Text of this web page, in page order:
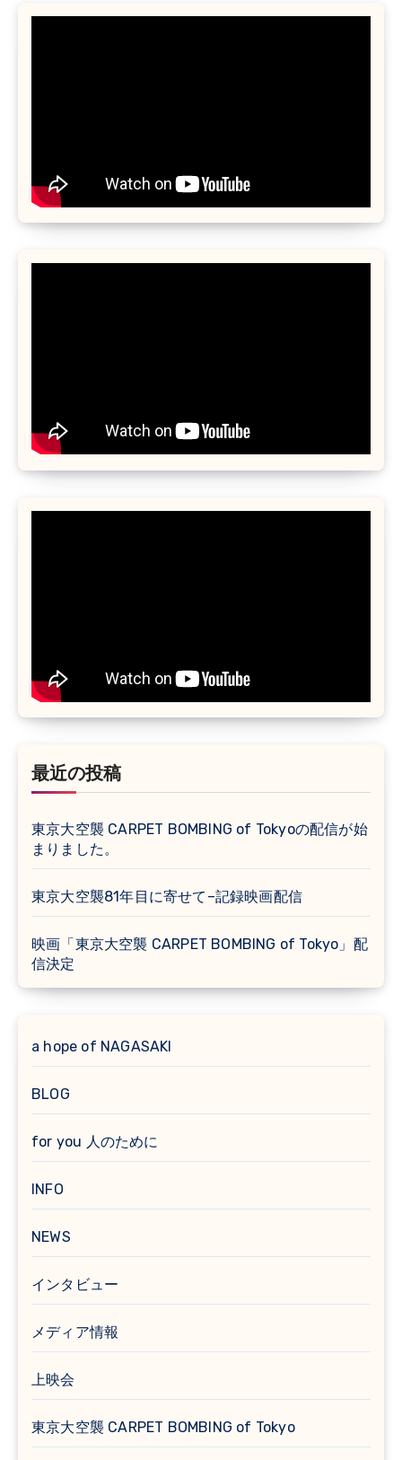
最近の投稿
東京大空襲 CARPET BOMBING of Tokyoの配信が始
まりました。
東京大空襲81年目に寄せて–記録映画配信
映画「東京大空襲 CARPET BOMBING of Tokyo」配
信決定
a hope of NAGASAKI
BLOG
for you 人のために
INFO
NEWS
インタビュー
メディア情報
上映会
東京大空襲 CARPET BOMBING of Tokyo